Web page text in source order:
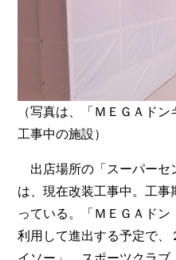
（写真は、「ＭＥＧＡド
工事中の施設）
出店場所の「スーパーセ
は、現在改装工事中。工
っている。「ＭＥＧＡド
利用して進出する予定で